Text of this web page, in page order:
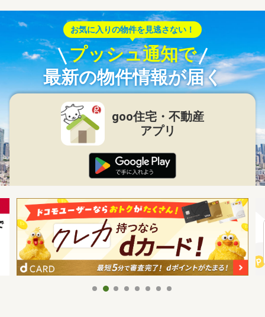
お気に入りの物件を見逃さない！
プッシュ通知で
最新の物件情報が届く
goo住宅・不動産
アプリ